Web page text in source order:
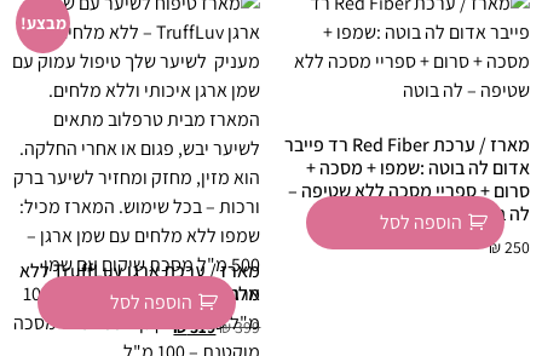
מארז / ערכת Red Fiber רד פייבר
אדום לה בוטה :שמפו + מסכה +
סרום + ספריי מסכה ללא שטיפה –
לה בוטה
₪250
הוספה לסל
מבצע!
מארז / ערכת ארגן TruffLuv ללא
מלחים – 5 יחידות
₪399
₪319
הוספה לסל